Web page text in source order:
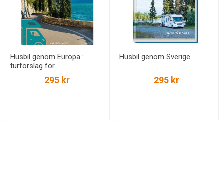
Husbil genom Europa :
turförslag för
husbilssemestern 2025
295 kr
Husbil genom Sverige
295 kr